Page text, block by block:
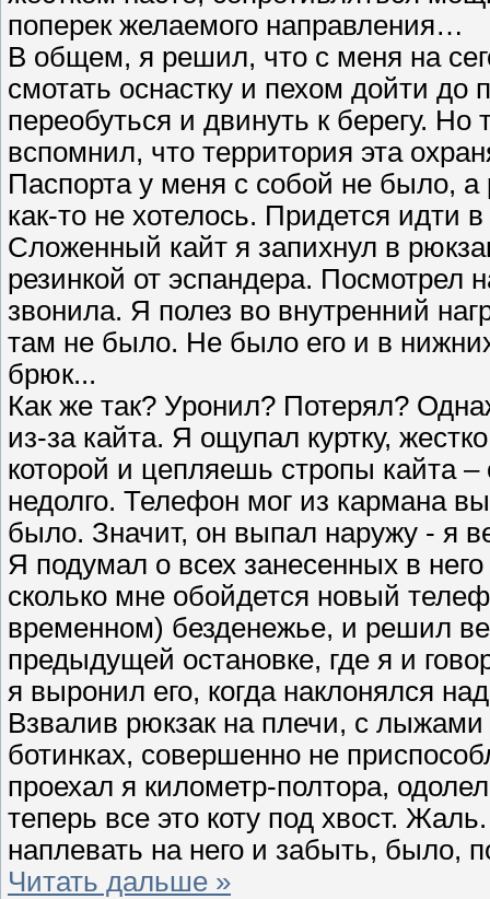
поперек желаемого направления…
В общем, я решил, что с меня на
смотать оснастку и пехом дойти до
переобуться и двинуть к берегу.
вспомнил, что территория эта
Паспорта у меня с собой не было,
как-то не хотелось. Придется идти
Сложенный кайт я запихнул в
резинкой от эспандера. Посмотрел
звонила. Я полез во внутренний
там не было. Не было его и в
брюк...
Как же так? Уронил? Потерял?
из-за кайта. Я ощупал куртку,
которой и цепляешь стропы кайта
недолго. Телефон мог из кармана
было. Значит, он выпал наружу - я
Я подумал о всех занесенных в
сколько мне обойдется новый
временном) безденежье, и решил
предыдущей остановке, где я и
я выронил его, когда наклонялся
Взвалив рюкзак на плечи, с
ботинках, совершенно не
проехал я километр-полтора,
теперь все это коту под хвост.
наплевать на него и забыть, было,
Читать дальше »